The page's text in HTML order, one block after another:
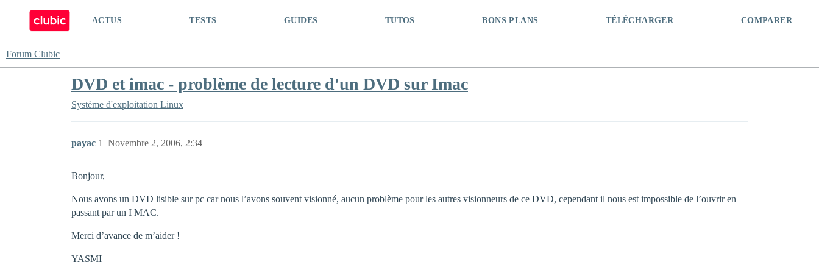
ACTUS TESTS GUIDES TUTOS BONS PLANS TÉLÉCHARGER COMPARER
Forum Clubic
DVD et imac - problème de lecture d'un DVD sur Imac
Système d'exploitation Linux
payac Novembre 2, 2006, 2:34
1
Bonjour,
Nous avons un DVD lisible sur pc car nous l’avons souvent visionné, aucun problème pour les autres visionneurs de ce DVD, cependant il nous est impossible de l’ouvrir en
passant par un I MAC.
Merci d’avance de m’aider !
YASMI